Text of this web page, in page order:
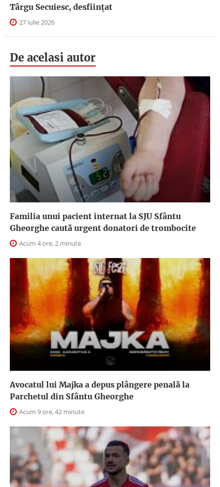
Târgu Secuiesc, desfiinţat
27 iulie 2026
De acelasi autor
Familia unui pacient internat la SJU Sfântu
Gheorghe caută urgent donatori de trombocite
Acum 4 ore, 2 minute
Avocatul lui Majka a depus plângere penală la
Parchetul din Sfântu Gheorghe
Acum 9 ore, 42 minute